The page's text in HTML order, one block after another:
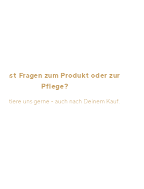
Fragen zum Produkt oder zur
Pflege?
uns gerne - auch nach Deinem Kauf.